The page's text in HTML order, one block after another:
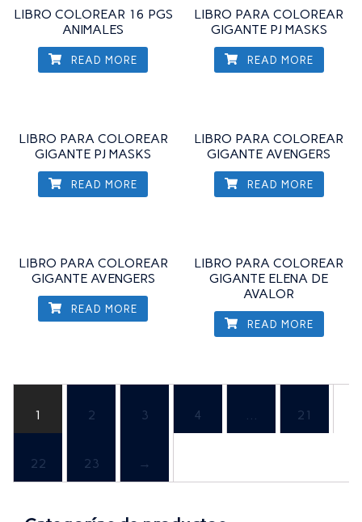
LIBRO COLOREAR 16 PGS
ANIMALES
READ MORE
LIBRO PARA COLOREAR
GIGANTE PJ MASKS
READ MORE
LIBRO PARA COLOREAR
GIGANTE PJ MASKS
READ MORE
LIBRO PARA COLOREAR
GIGANTE AVENGERS
READ MORE
LIBRO PARA COLOREAR
GIGANTE AVENGERS
READ MORE
LIBRO PARA COLOREAR
GIGANTE ELENA DE
AVALOR
READ MORE
1 2 3 4 21
22 23 →